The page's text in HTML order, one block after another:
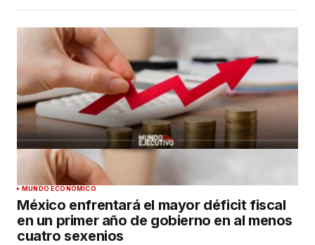
MUNDO ECONÓMICO
México enfrentará el mayor déficit fiscal
en un primer año de gobierno en al menos
cuatro sexenios